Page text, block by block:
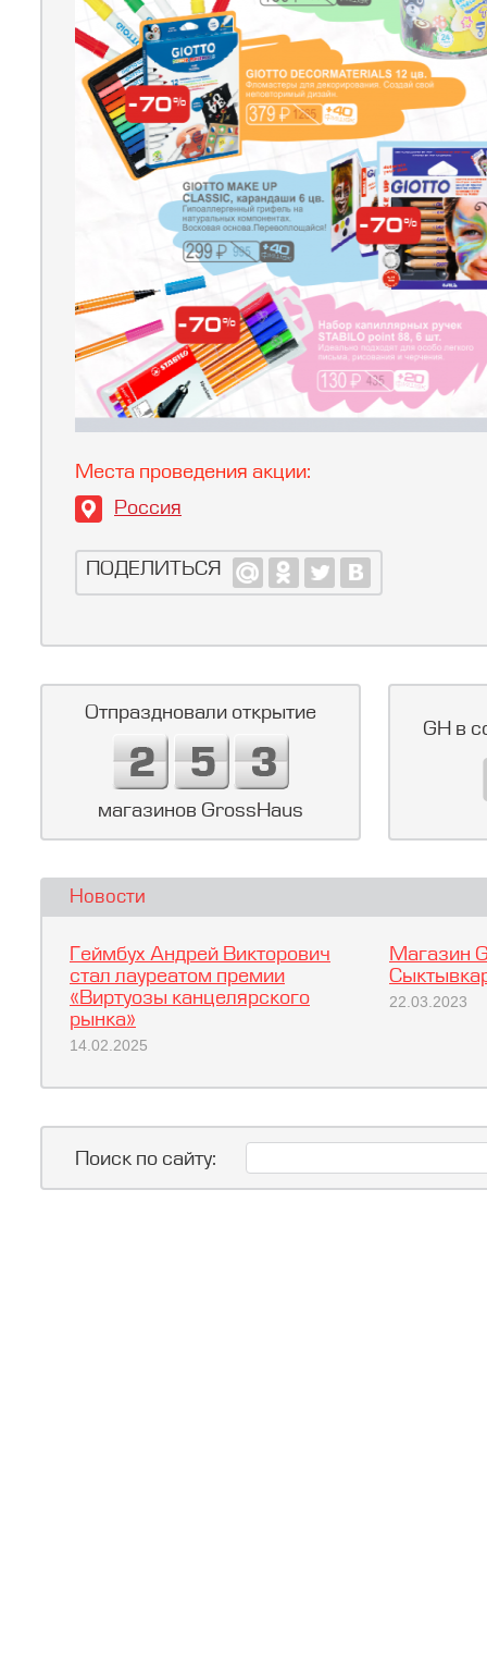
Места проведения акции:
Россия
ПОДЕЛИТЬСЯ
Отпраздновали открытие
магазинов GrossHaus
GH в
Новости
Геймбух Андрей Викторович
стал лауреатом премии
«Виртуозы канцелярского
рынка»
14.02.2025
Магазин
22.03.2023
Поиск по сайту: